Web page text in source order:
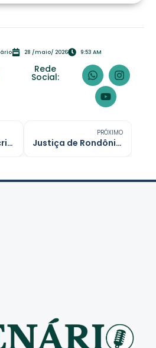
28 /maio/ 2026 9:53 AM
Rede
Social:
Justiça Eleitoral cria comissão permanente sobre inteligência artificial
PRÓXIMO
Justiça de Rondônia multa autor de processo por usar IA